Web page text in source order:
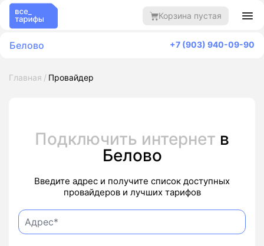
Корзина пустая
Белово +7 (903) 940-09-90
Главная Провайдер
Подключить интернет в
Белово
Введите адрес и получите список доступных
провайдеров и лучших тарифов